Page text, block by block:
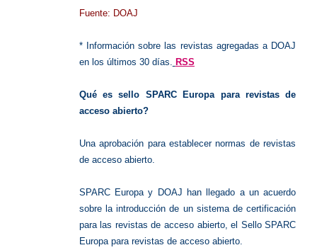
Fuente: DOAJ
* Información sobre las revistas agregadas a DOAJ
en los últimos 30 días.
RSS
Qué es sello SPARC Europa para revistas de
acceso abierto?
Una aprobación para establecer normas de revistas
de acceso abierto.
SPARC Europa y DOAJ han llegado a un acuerdo
sobre la introducción de un sistema de certificación
para las revistas de acceso abierto, el Sello SPARC
Europa para revistas de acceso abierto.